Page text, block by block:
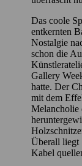
Das coole
entkernten
Nostalgie
schon die
Gallery
hatte. Der
mit dem
Melancholie
Überall liegt
Kabel